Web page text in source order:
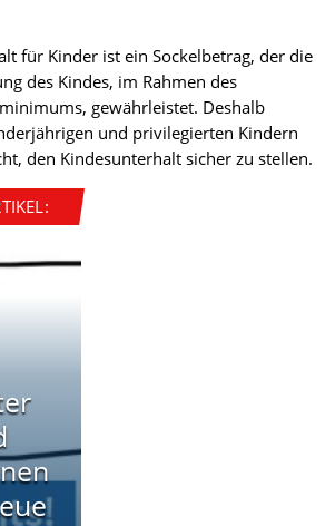
für Kinder ist ein Sockelbetrag, der die
des Kindes, im Rahmen des
gewährleistet. Deshalb
und privilegierten Kindern
den Kindesunterhalt sicher zu stellen.